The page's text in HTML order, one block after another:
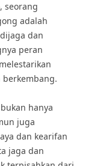
seorang
adalah
dan
peran
hanya
juga
dan kearifan
jaga dan